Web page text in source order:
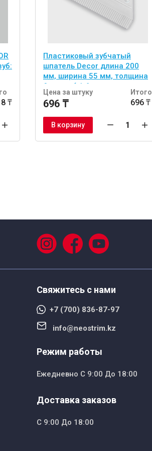
₸
Пластиковый зубчатый
шпатель Decor длина 200
мм, ширина 55 мм, толщина
3 мм, зуб 1,6 мм,
пластиковый, "White Edition"
Цена за штуку
696 ₸
Итого
696 ₸
В корзину
Свяжитесь с нами
+7 (700) 836-87-97
info@neostrim.kz
Режим работы
Ежедневно С 9:00 До 18:00
Доставка заказов
С 9:00 До 18:00